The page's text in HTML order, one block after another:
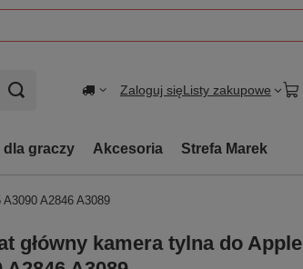
Zaloguj sięListy zakupowe
graczy Akcesoria Strefa Marek
A2846 A3089
główny kamera tylna do Apple